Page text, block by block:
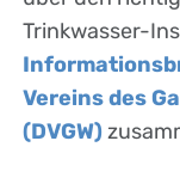
Trinkwasser-
Vereins des
(DVGW)